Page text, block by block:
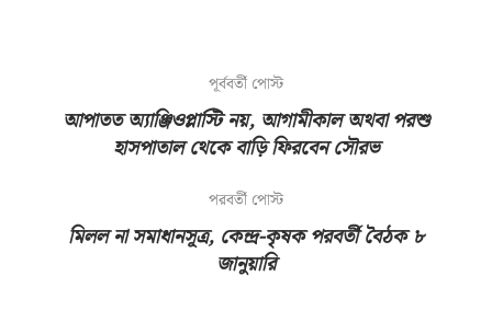
পূর্ববর্তী পোস্ট
আপাতত অ্যাঞ্জিওপ্লাস্টি নয়, আগামীকাল অথবা পরশু
হাসপাতাল থেকে বাড়ি ফিরবেন সৌরভ
পরবর্তী পোস্ট
মিলল না সমাধানসূত্র, কেন্দ্র-কৃষক পরবর্তী বৈঠক ৮
জানুয়ারি